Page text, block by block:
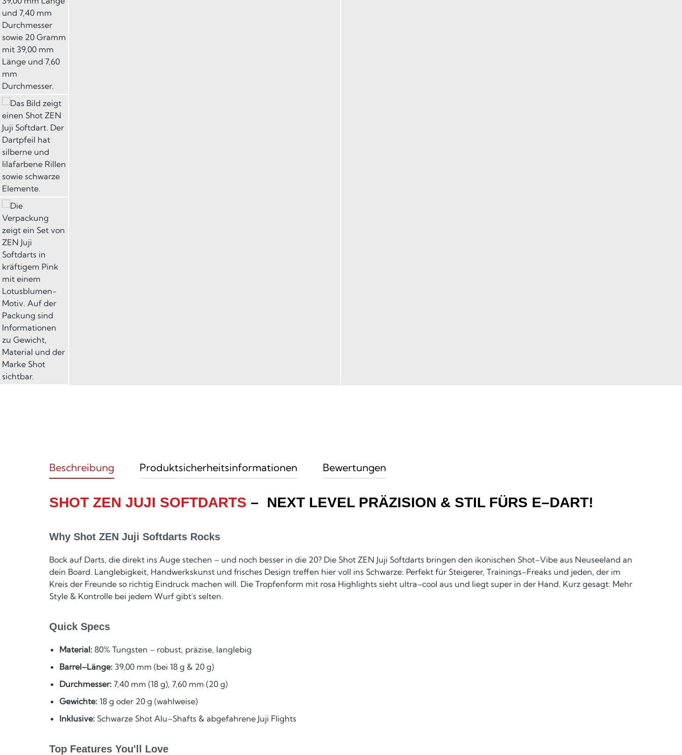
Beschreibung Produktsicherheitsinformationen Bewertungen
SHOT ZEN JUJI SOFTDARTS – NEXT LEVEL PRÄZISION & STIL FÜRS E–DART!
Why Shot ZEN Juji Softdarts Rocks
Bock auf Darts, die direkt ins Auge stechen – und noch besser in die 20? Die Shot ZEN Juji Softdarts bringen den ikonischen Shot–Vibe aus Neuseeland an
dein Board. Langlebigkeit, Handwerkskunst und frisches Design treffen hier voll ins Schwarze: Perfekt für Steigerer, Trainings–Freaks und jeden, der im
Kreis der Freunde so richtig Eindruck machen will. Die Tropfenform mit rosa Highlights sieht ultra–cool aus und liegt super in der Hand. Kurz gesagt: Mehr
Style & Kontrolle bei jedem Wurf gibt's selten.
Quick Specs
Material: 80% Tungsten – robust, präzise, langlebig
Barrel–Länge: 39,00 mm (bei 18 g & 20 g)
Durchmesser: 7,40 mm (18 g), 7,60 mm (20 g)
Gewichte: 18 g oder 20 g (wahlweise)
Inklusive: Schwarze Shot Alu–Shafts & abgefahrene Juji Flights
Top Features You'll Love